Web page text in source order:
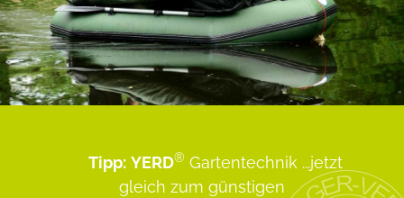
Tipp: YERD® Gartentechnik ...jetzt
gleich zum günstigen